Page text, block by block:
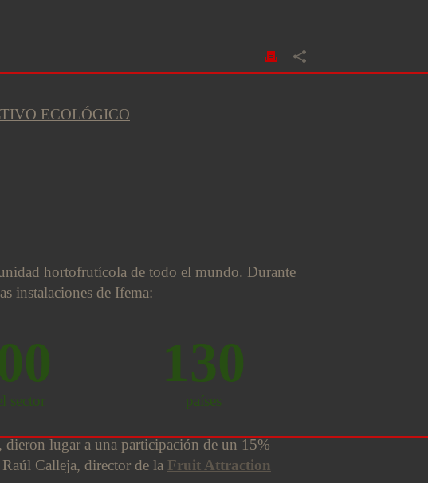
ECOLÓGICO
hortofrutícola de todo el mundo. Durante
instalaciones de Ifema:
sector
130
países
dieron lugar a una participación de un 15%
Calleja, director de la Fruit Attraction